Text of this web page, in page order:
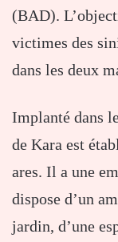
(BAD).
victimes des
dans les deux
Implanté dans
de Kara est
ares. Il a une
dispose d’un
jardin, d’une